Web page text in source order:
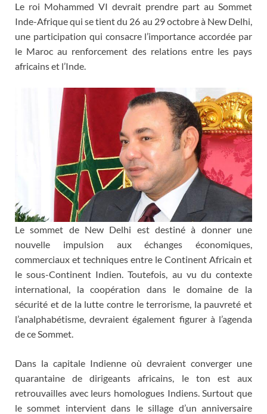
Le roi Mohammed VI devrait prendre part au Sommet
Inde-Afrique qui se tient du 26 au 29 octobre à New Delhi,
une participation qui consacre l’importance accordée par
le Maroc au renforcement des relations entre les pays
africains et l’Inde.
Le sommet de New Delhi est destiné à donner une
nouvelle impulsion aux échanges économiques,
commerciaux et techniques entre le Continent Africain et
le sous-Continent Indien. Toutefois, au vu du contexte
international, la coopération dans le domaine de la
sécurité et de la lutte contre le terrorisme, la pauvreté et
l’analphabétisme, devraient également figurer à l’agenda
de ce Sommet.
Dans la capitale Indienne où devraient converger une
quarantaine de dirigeants africains, le ton est aux
retrouvailles avec leurs homologues Indiens. Surtout que
le sommet intervient dans le sillage d’un anniversaire